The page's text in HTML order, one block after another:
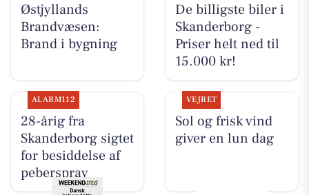
Østjyllands
Brandvæsen:
Brand i bygning
De billigste biler i
Skanderborg -
Priser helt ned til
15.000 kr!
ALARM112
28-årig fra
Skanderborg sigtet
for besiddelse af
peberspray
VEJRET
Sol og frisk vind
giver en lun dag